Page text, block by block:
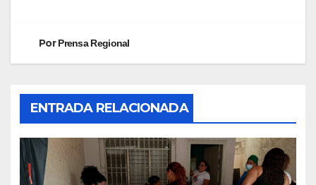
PorPrensa Regional
ENTRADA RELACIONADA